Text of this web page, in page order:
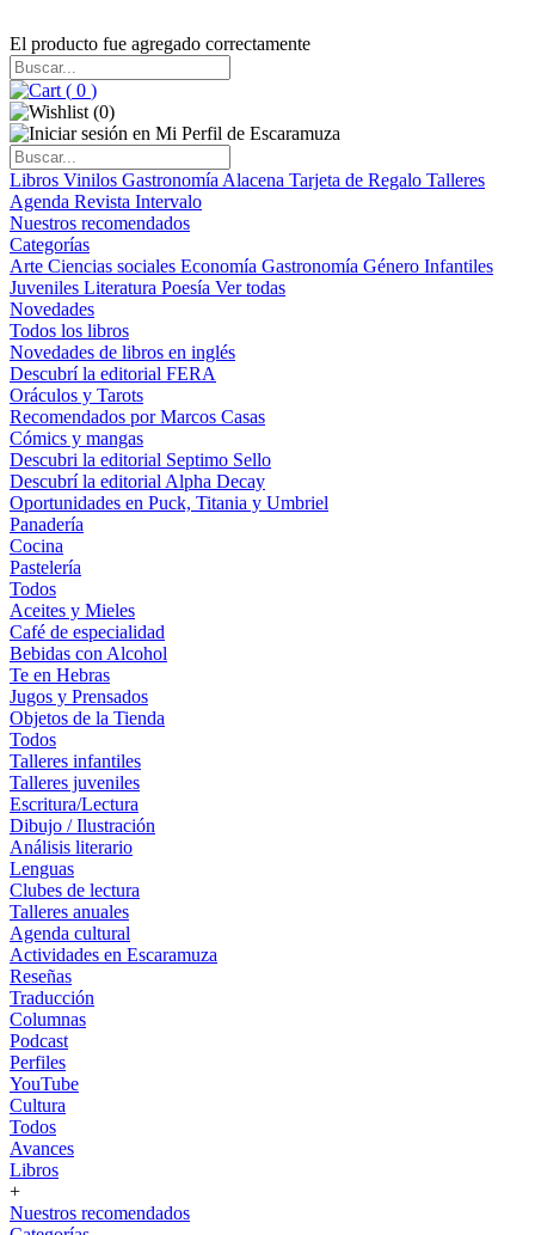
El producto fue agregado correctamente
( 0 )
(0)
Libros Vinilos Gastronomía Alacena Tarjeta de Regalo Talleres
Agenda Revista Intervalo
Nuestros recomendados
Categorías
Arte Ciencias sociales Economía Gastronomía Género Infantiles
Juveniles Literatura Poesía Ver todas
Novedades
Todos los libros
Novedades de libros en inglés
Descubrí la editorial FERA
Oráculos y Tarots
Recomendados por Marcos Casas
Cómics y mangas
Descubri la editorial Septimo Sello
Descubrí la editorial Alpha Decay
Oportunidades en Puck, Titania y Umbriel
Panadería
Cocina
Pastelería
Todos
Aceites y Mieles
Café de especialidad
Bebidas con Alcohol
Te en Hebras
Jugos y Prensados
Objetos de la Tienda
Todos
Talleres infantiles
Talleres juveniles
Escritura/Lectura
Dibujo / Ilustración
Análisis literario
Lenguas
Clubes de lectura
Talleres anuales
Agenda cultural
Actividades en Escaramuza
Reseñas
Traducción
Columnas
Podcast
Perfiles
YouTube
Cultura
Todos
Avances
Libros
+
Nuestros recomendados